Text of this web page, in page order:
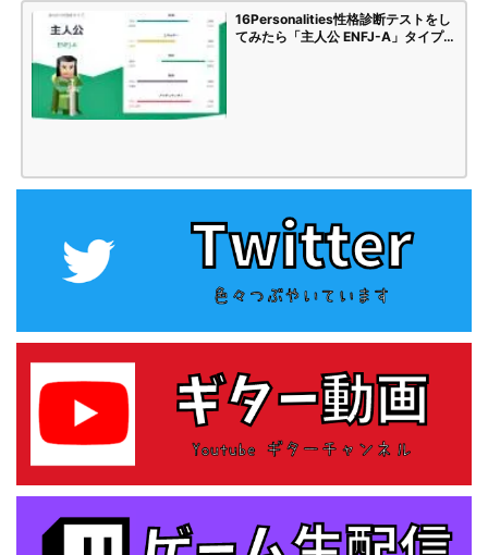
16Personalities性格診断テストをし
てみたら「主人公 ENFJ-A」タイプで